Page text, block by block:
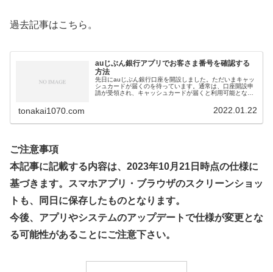
過去記事はこちら。
auじぶん銀行アプリでお客さま番号を確認する
方法
先日にauじぶん銀行口座を開設しました。ただいまキャッ
シュカードが届くのを待っています。通常は、口座開設申
請が受領され、キャッシュカードが届くと利用可能となり
tonakai1070.com 2022.01.22
ご注意事項
本記事に記載する内容は、2023年10月21日時点の仕様に
基づきます。スマホアプリ・ブラウザのスクリーンショッ
トも、同日に保存したものとなります。
今後、アプリやシステムのアップデートで仕様が変更とな
る可能性があることにご注意下さい。